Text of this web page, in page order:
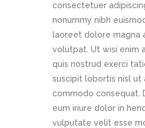
consectetuer
nonummy nibh
laoreet dolore magna
volutpat. Ut wisi enim
quis nostrud exerci
suscipit lobortis nisl ut
commodo consequat.
eum iriure dolor in
vulputate velit esse